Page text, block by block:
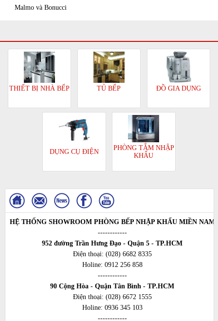
Malmo và Bonucci
THIẾT BỊ NHÀ BẾP TỦ BẾP ĐỒ GIA DỤNG
DỤNG CỤ ĐIỆN
PHÒNG TẮM NHẬP
KHẨU
HỆ THỐNG SHOWROOM PHÒNG BẾP NHẬP KHẨU MIỀN NAM
------------
952 đường Trần Hưng Đạo - Quận 5 - TP.HCM
Điện thoại: (028) 6682 8335
Holine: 0912 256 858
------------
90 Cộng Hòa - Quận Tân Bình - TP.HCM
Điện thoại: (028) 6672 1555
Holine: 0936 345 103
------------